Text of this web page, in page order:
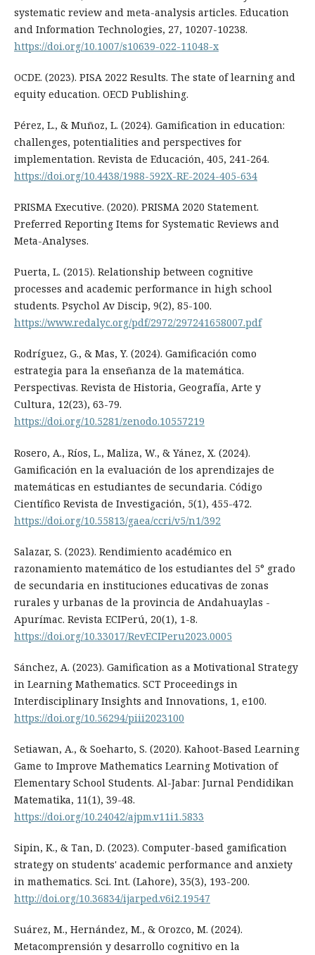
systematic review and meta-analysis articles. Education
and Information Technologies, 27, 10207-10238.
https://doi.org/10.1007/s10639-022-11048-x
OCDE. (2023). PISA 2022 Results. The state of learning and
equity education. OECD Publishing.
Pérez, L., & Muñoz, L. (2024). Gamification in education:
challenges, potentialities and perspectives for
implementation. Revista de Educación, 405, 241-264.
https://doi.org/10.4438/1988-592X-RE-2024-405-634
PRISMA Executive. (2020). PRISMA 2020 Statement.
Preferred Reporting Items for Systematic Reviews and
Meta-Analyses.
Puerta, L. (2015). Relationship between cognitive
processes and academic performance in high school
students. Psychol Av Discip, 9(2), 85-100.
https://www.redalyc.org/pdf/2972/297241658007.pdf
Rodríguez, G., & Mas, Y. (2024). Gamificación como
estrategia para la enseñanza de la matemática.
Perspectivas. Revista de Historia, Geografía, Arte y
Cultura, 12(23), 63-79.
https://doi.org/10.5281/zenodo.10557219
Rosero, A., Ríos, L., Maliza, W., & Yánez, X. (2024).
Gamificación en la evaluación de los aprendizajes de
matemáticas en estudiantes de secundaria. Código
Científico Revista de Investigación, 5(1), 455-472.
https://doi.org/10.55813/gaea/ccri/v5/n1/392
Salazar, S. (2023). Rendimiento académico en
razonamiento matemático de los estudiantes del 5° grado
de secundaria en instituciones educativas de zonas
rurales y urbanas de la provincia de Andahuaylas -
Apurímac. Revista ECIPerú, 20(1), 1-8.
https://doi.org/10.33017/RevECIPeru2023.0005
Sánchez, A. (2023). Gamification as a Motivational Strategy
in Learning Mathematics. SCT Proceedings in
Interdisciplinary Insights and Innovations, 1, e100.
https://doi.org/10.56294/piii2023100
Setiawan, A., & Soeharto, S. (2020). Kahoot-Based Learning
Game to Improve Mathematics Learning Motivation of
Elementary School Students. Al-Jabar: Jurnal Pendidikan
Matematika, 11(1), 39-48.
https://doi.org/10.24042/ajpm.v11i1.5833
Sipin, K., & Tan, D. (2023). Computer-based gamification
strategy on students' academic performance and anxiety
in mathematics. Sci. Int. (Lahore), 35(3), 193-200.
http://doi.org/10.36834/ijarped.v6i2.19547
Suárez, M., Hernández, M., & Orozco, M. (2024).
Metacomprensión y desarrollo cognitivo en la